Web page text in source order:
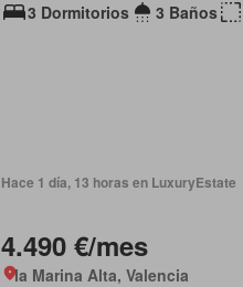
3 Dormitorios
3 Baños
Hace 1 día, 13 horas en LuxuryEstate
4.490 €/mes
la Marina Alta, Valencia